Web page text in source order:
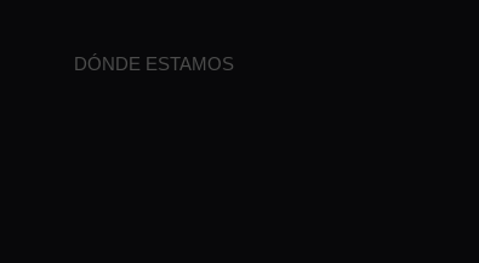
DÓNDE ESTAMOS